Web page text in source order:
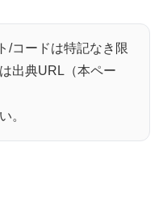
/コードは特記なき限
出典URL（本ペー
。